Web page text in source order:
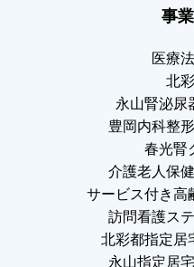
事
医療
北
永山腎泌尿
豊岡内科整
春光腎
介護老人保
サービス付き高
訪問看護ス
北彩都指定居
永山指定居